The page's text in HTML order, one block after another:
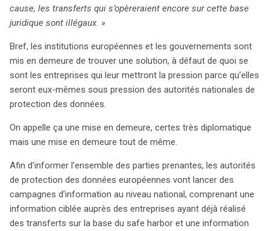
cause, les transferts qui s’opèreraient encore sur cette base
juridique sont illégaux. »
Bref, les institutions européennes et les gouvernements sont
mis en demeure de trouver une solution, à défaut de quoi se
sont les entreprises qui leur mettront la pression parce qu’elles
seront eux-mêmes sous pression des autorités nationales de
protection des données.
On appelle ça une mise en demeure, certes très diplomatique
mais une mise en demeure tout de même.
Afin d’informer l’ensemble des parties prenantes, les autorités
de protection des données européennes vont lancer des
campagnes d’information au niveau national, comprenant une
information ciblée auprès des entreprises ayant déjà réalisé
des transferts sur la base du safe harbor et une information